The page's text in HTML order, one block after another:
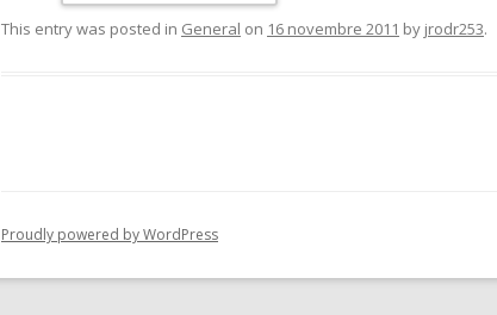
This entry was posted in General on 16 novembre 2011 by jrodr253.
Proudly powered by WordPress